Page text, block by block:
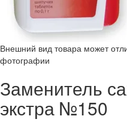
Внешний вид товара может
фотографии
Заменитель
экстра №150